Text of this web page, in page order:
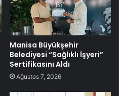
Manisa Büyükşehir
Belediyesi “Sağlıklı İşyeri”
Sertifikasını Aldı
Ağustos 7, 2026